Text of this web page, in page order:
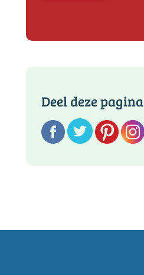
Deel deze pagina